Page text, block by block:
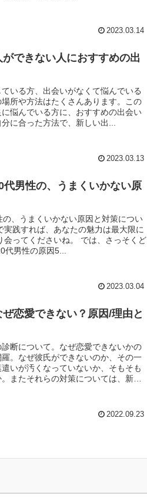
2023.03.14
できない人におすすめの出
いる方、出会いがなくて悩んでいる
所や方法はたくさんあります。この
悩んでいる方に、おすすめの出会い
に合った方法で、新しい出...
2023.03.13
男性の、うまくいかない原
、うまくいかない原因と対策につい
践すれば、あなたの魅力は最大限に
会ってくださいね。 では、さっそくど
代男性の原因5...
2023.03.04
恋愛できない？原因/理由と
断について。なぜ恋愛できないかの
。なぜ彼氏ができないのか、その一
いが汚くなっていないか、そもそも
またそれらの対策については、新し
2022.09.23